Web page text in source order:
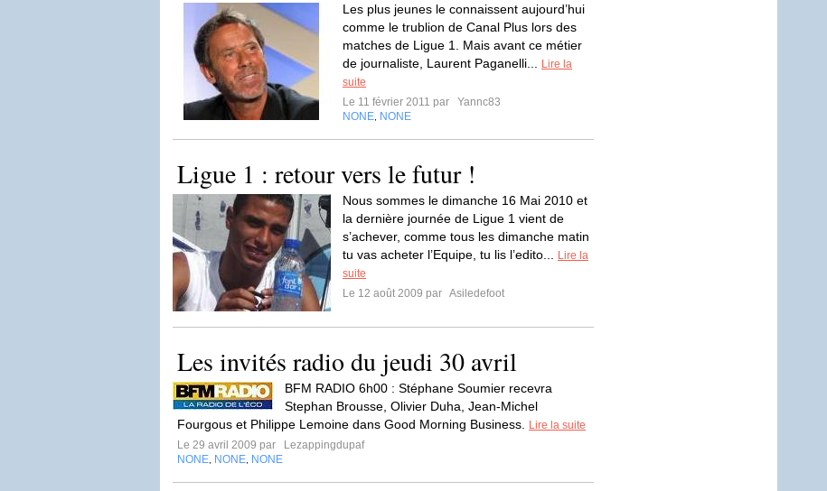
Les plus jeunes le connaissent aujourd’hui
comme le trublion de Canal Plus lors des
matches de Ligue 1. Mais avant ce métier
de journaliste, Laurent Paganelli...
Lire la
suite
Le 11 février 2011 par
Yannc83
NONE NONE
Ligue 1 : retour vers le futur !
Nous sommes le dimanche 16 Mai 2010 et
la dernière journée de Ligue 1 vient de
s’achever, comme tous les dimanche matin
tu vas acheter l’Equipe, tu lis l’edito...
Lire la
suite
Le 12 août 2009 par Asiledefoot
Les invités radio du jeudi 30 avril
BFM RADIO 6h00 : Stéphane Soumier recevra
Stephan Brousse, Olivier Duha, Jean-Michel
Fourgous et Philippe Lemoine dans Good Morning Business.
Lire la suite
Le 29 avril 2009 par
Lezappingdupaf
NONE NONE NONE